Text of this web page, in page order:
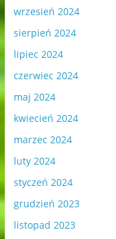
wrzesień 2024
sierpień 2024
lipiec 2024
czerwiec 2024
maj 2024
kwiecień 2024
marzec 2024
luty 2024
styczeń 2024
grudzień 2023
listopad 2023